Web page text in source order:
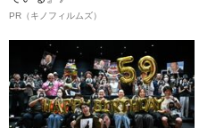
PR（キノフィルムズ）